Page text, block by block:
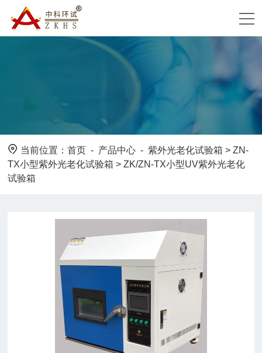
当前位置：首页 - 产品中心 -紫外光老化试验箱 >ZN-
TX小型紫外光老化试验箱 > ZK/ZN-TX小型UV紫外光老化
试验箱